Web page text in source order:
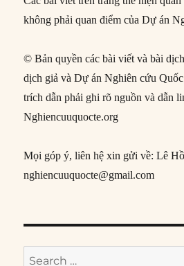
không phải quan điểm của Dự án
© Bản quyền các bài viết và bài
dịch giả và Dự án Nghiên cứu
trích dẫn phải ghi rõ nguồn và dẫn
Nghiencuuquocte.org
Mọi góp ý, liên hệ xin gửi về: Lê
nghiencuuquocte@gmail.com
Search